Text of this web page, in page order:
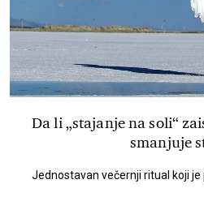
Da li „stajanje na soli“
smanjuje
Jednostavan večernji ritual koji